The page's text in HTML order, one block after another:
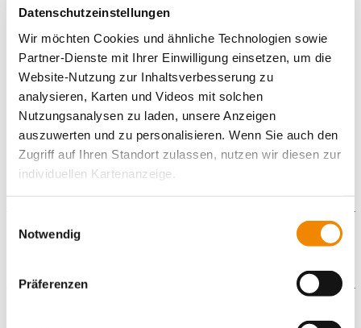
Datenschutzeinstellungen
Wir möchten Cookies und ähnliche Technologien sowie
Partner-Dienste mit Ihrer Einwilligung einsetzen, um die
Website-Nutzung zur Inhaltsverbesserung zu
analysieren, Karten und Videos mit solchen
Nutzungsanalysen zu laden, unsere Anzeigen
auszuwerten und zu personalisieren. Wenn Sie auch den
Zugriff auf Ihren Standort zulassen, nutzen wir diesen zur
individuellen Kartenanzeige.
unsere Partner Daten wie Ihre IP-Adresse und
verarbeiten diese zusammen mit Daten von anderen
Websites. Die Partner erkennen mitunter auch, wenn Sie
zum Website-Besuch verschiedene Geräte verwenden,
Notwendig
Präferenzen
Arbeitgeberberatung und interkulturelle Vorbereitung der
Mitarbeitenden im Untrernehmen
Betreuung der Auszubildenden und Unternehmen in den
ersten 6 Monaten
Dolmetscherservice
Interkulturelles Training von Mitarbeitenden im
Unternehmen
Branchenspezifisches Sprachtraining
Downloads
Broschuere_fuer_Unternehmen-1.pdf